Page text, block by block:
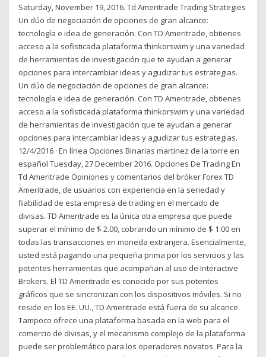
Saturday, November 19, 2016. Td Ameritrade Trading Strategies
Un dúo de negociación de opciones de gran alcance:
tecnología e idea de generación. Con TD Ameritrade, obtienes
acceso a la sofisticada plataforma thinkorswim y una variedad
de herramientas de investigación que te ayudan a generar
opciones para intercambiar ideas y agudizar tus estrategias.
Un dúo de negociación de opciones de gran alcance:
tecnología e idea de generación. Con TD Ameritrade, obtienes
acceso a la sofisticada plataforma thinkorswim y una variedad
de herramientas de investigación que te ayudan a generar
opciones para intercambiar ideas y agudizar tus estrategias.
12/4/2016 · En línea Opciones Binarias martinez de la torre en
español Tuesday, 27 December 2016. Opciones De Trading En
Td Ameritrade Opiniones y comentarios del bróker Forex TD
Ameritrade, de usuarios con experiencia en la seriedad y
fiabilidad de esta empresa de trading en el mercado de
divisas. TD Ameritrade es la única otra empresa que puede
superar el mínimo de $ 2.00, cobrando un mínimo de $ 1.00 en
todas las transacciones en moneda extranjera. Esencialmente,
usted está pagando una pequeña prima por los servicios y las
potentes herramientas que acompañan al uso de Interactive
Brokers. El TD Ameritrade es conocido por sus potentes
gráficos que se sincronizan con los dispositivos móviles. Si no
reside en los EE. UU., TD Ameritrade está fuera de su alcance.
Tampoco ofrece una plataforma basada en la web para el
comercio de divisas, y el mecanismo complejo de la plataforma
puede ser problemático para los operadores novatos. Para la